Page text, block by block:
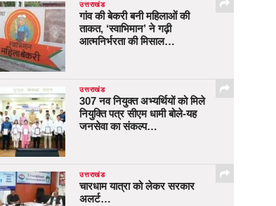
उत्तराखंड
गांव की बेकरी बनी महिलाओं की
ताकत, ‘स्वाभिमान’ ने गढ़ी
आत्मनिर्भरता की मिसाल…
उत्तराखंड
307 नव नियुक्त अभ्यर्थियों को मिले
नियुक्ति पत्र सीएम धामी बोले-यह
जनसेवा का संकल्प…
उत्तराखंड
चारधाम यात्रा को लेकर सरकार
अलर्ट…